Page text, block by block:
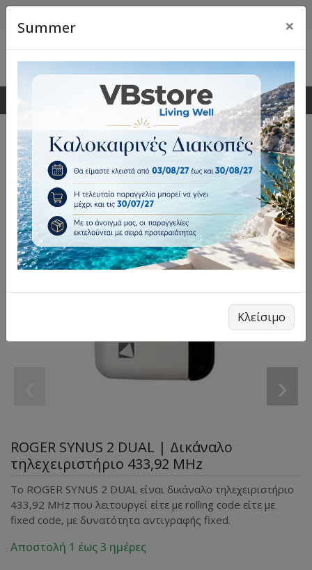
0 0
›
ROGER SYNUS 2 DUAL | Δικάναλο
τηλεχειριστήριο 433,92 MHz
Το ROGER SYNUS 2 DUAL είναι δικάναλο τηλεχειριστήριο
433,92 MHz που λειτουργεί είτε με rolling code είτε με
fixed code, με δυνατότητα αντιγραφής fixed.
Αποστολή 1 έως 3 ημέρες
Summer ×
Κλείσιμο